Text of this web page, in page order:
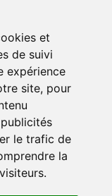
et
de suivi
expérience
site, pour
le trafic de
la